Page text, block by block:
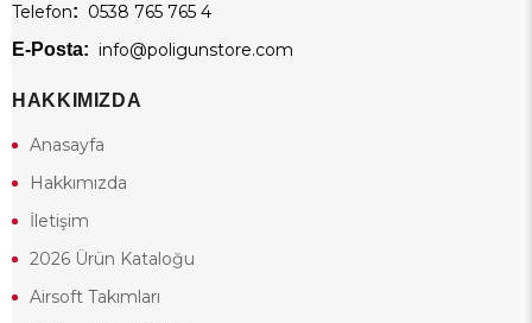
Telefon: 0538 765 765 4
E-Posta: info@poligunstore.com
HAKKIMIZDA
Anasayfa
Hakkımızda
İletişim
2026 Ürün Kataloğu
Airsoft Takımları